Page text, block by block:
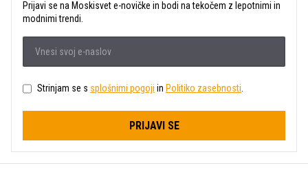
Prijavi se na Moskisvet e-novičke in bodi na tekočem z lepotnimi in
modnimi trendi.
Strinjam se s splošnimi pogoji in Politiko zasebnosti
PRIJAVI SE